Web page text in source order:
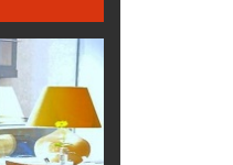
dal sole
sempre
10 &